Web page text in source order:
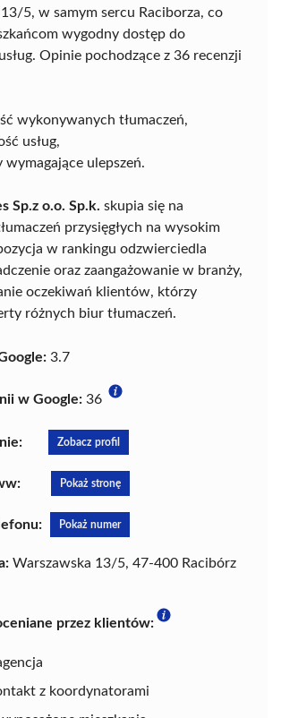
5, w samym sercu Raciborza, co
wygodny dostęp do
Opinie pochodzące z 36 recenzji
wykonywanych tłumaczeń,
usług,
wymagające ulepszeń.
Sp.z o.o. Sp.k. skupia się na
przysięgłych na wysokim
w rankingu odzwierciedla
oraz zaangażowanie w branży,
oczekiwań klientów, którzy
różnych biur tłumaczeń.
3.7
w Google: 36
Zobacz profil
Pokaż stronę
Pokaż numer
Warszawska 13/5, 47-400 Racibórz
przez klientów:
z koordynatorami